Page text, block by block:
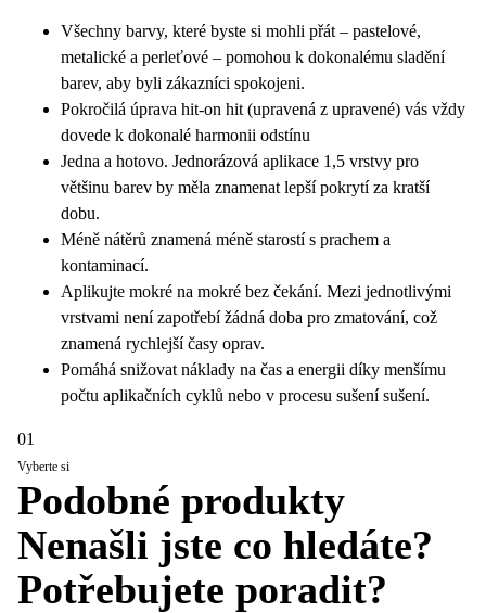
Všechny barvy, které byste si mohli přát – pastelové,
metalické a perleťové – pomohou k dokonalému sladění
barev, aby byli zákazníci spokojeni.
Pokročilá úprava hit-on hit (upravená z upravené) vás vždy
dovede k dokonalé harmonii odstínu
Jedna a hotovo. Jednorázová aplikace 1,5 vrstvy pro
většinu barev by měla znamenat lepší pokrytí za kratší
dobu.
Méně nátěrů znamená méně starostí s prachem a
kontaminací.
Aplikujte mokré na mokré bez čekání. Mezi jednotlivými
vrstvami není zapotřebí žádná doba pro zmatování, což
znamená rychlejší časy oprav.
Pomáhá snižovat náklady na čas a energii díky menšímu
počtu aplikačních cyklů nebo v procesu sušení sušení.
01
Vyberte si
Podobné produkty
Nenašli jste co hledáte?
Potřebujete poradit?